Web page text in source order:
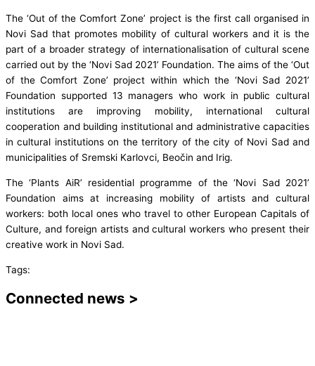
The ‘Out of the Comfort Zone’ project is the first call organised in
Novi Sad that promotes mobility of cultural workers and it is the
part of a broader strategy of internationalisation of cultural scene
carried out by the ‘Novi Sad 2021’ Foundation. The aims of the ‘Out
of the Comfort Zone’ project within which the ‘Novi Sad 2021’
Foundation supported 13 managers who work in public cultural
institutions are improving mobility, international cultural
cooperation and building institutional and administrative capacities
in cultural institutions on the territory of the city of Novi Sad and
municipalities of Sremski Karlovci, Beočin and Irig.
The ‘Plants AiR’ residential programme of the ‘Novi Sad 2021’
Foundation aims at increasing mobility of artists and cultural
workers: both local ones who travel to other European Capitals of
Culture, and foreign artists and cultural workers who present their
creative work in Novi Sad.
Tags:
Connected news >